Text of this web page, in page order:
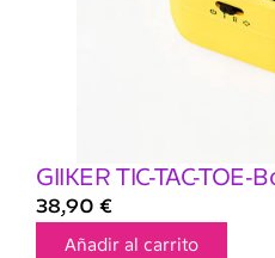
GIIKER TIC-TAC-TOE-
38,90 €
Añadir al carrito